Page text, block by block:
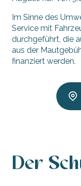
Im Sinne des
Service mit
durchgeführt, die
aus der
finanziert werden.
Der